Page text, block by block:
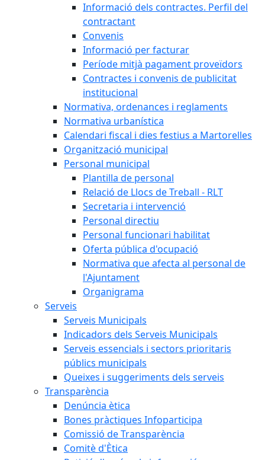
Informació dels contractes. Perfil del
contractant
Convenis
Informació per facturar
Període mitjà pagament proveïdors
Contractes i convenis de publicitat
institucional
Normativa, ordenances i reglaments
Normativa urbanística
Calendari fiscal i dies festius a Martorelles
Organització municipal
Personal municipal
Plantilla de personal
Relació de Llocs de Treball - RLT
Secretaria i intervenció
Personal directiu
Personal funcionari habilitat
Oferta pública d'ocupació
Normativa que afecta al personal de
l'Ajuntament
Organigrama
Serveis
Serveis Municipals
Indicadors dels Serveis Municipals
Serveis essencials i sectors prioritaris
públics municipals
Queixes i suggeriments dels serveis
Transparència
Denúncia ètica
Bones pràctiques Infoparticipa
Comissió de Transparència
Comitè d'Ètica